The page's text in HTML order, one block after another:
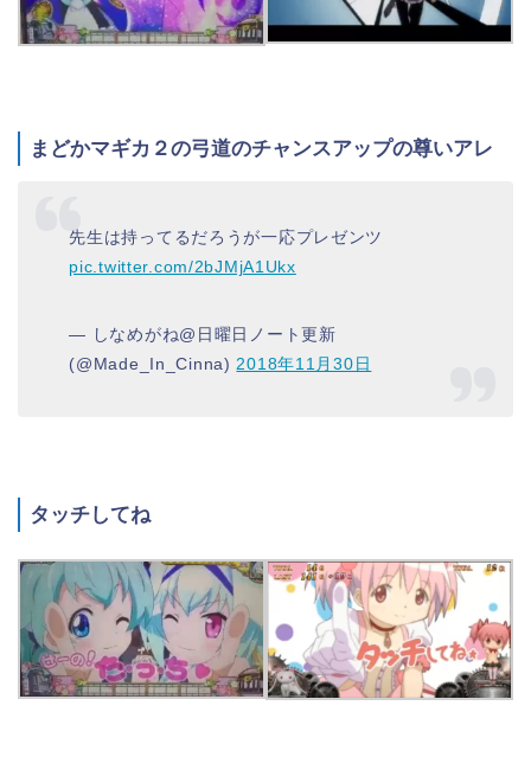
まどかマギカ２の弓道のチャンスアップの尊いアレ
先生は持ってるだろうが一応プレゼンツ
pic.twitter.com/2bJMjA1Ukx
— しなめがね@日曜日ノート更新
(@Made_In_Cinna) 2018年11月30日
タッチしてね